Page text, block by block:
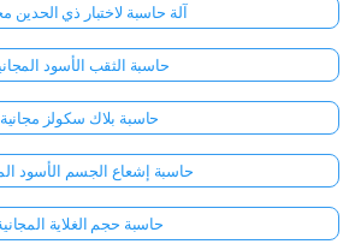
آلة حاسبة لاختبار ذي الحدين
حاسبة الثقب الأسود
حاسبة بلاك سكولز مجانية
حاسبة إشعاع الجسم الأسود
حاسبة حجم الغلاية